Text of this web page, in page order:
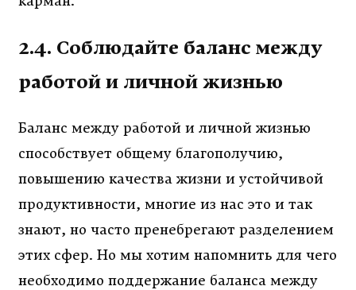
2.4. Соблюдайте баланс между
работой и личной жизнью
Баланс между работой и личной жизнью
способствует общему благополучию,
повышению качества жизни и устойчивой
продуктивности, многие из нас это и так
знают, но часто пренебрегают разделением
этих сфер. Но мы хотим напомнить для чего
необходимо поддержание баланса между